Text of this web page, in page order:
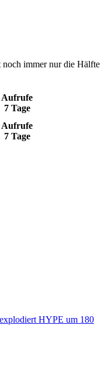
immer nur die Hälfte
Aufrufe
7 Tage
Aufrufe
7 Tage
HYPE um 180